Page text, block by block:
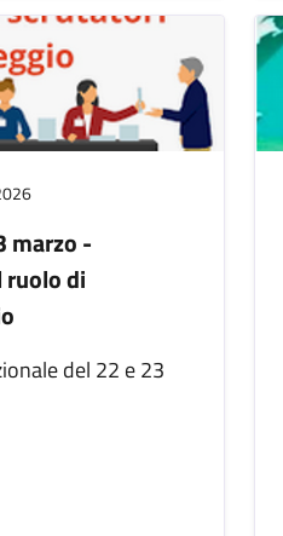
marzo -
di
del 22 e 23